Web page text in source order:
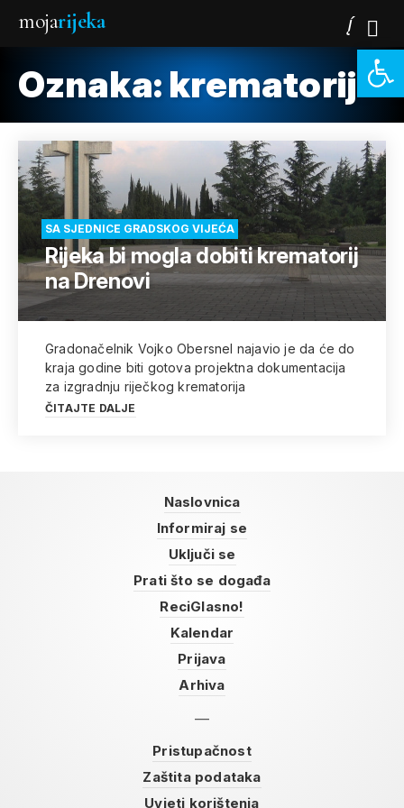
mojarijeka
Oznaka: krematorij
SA SJEDNICE GRADSKOG VIJEĆA
Rijeka bi mogla dobiti krematorij
na Drenovi
Gradonačelnik Vojko Obersnel najavio je da će do
kraja godine biti gotova projektna dokumentacija
za izgradnju riječkog krematorija
ČITAJTE DALJE
Naslovnica
Informiraj se
Uključi se
Prati što se događa
ReciGlasno!
Kalendar
Prijava
Arhiva
Pristupačnost
Zaštita podataka
Uvjeti korištenja